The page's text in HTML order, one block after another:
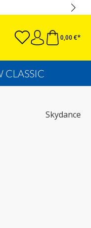
0,00 €*
CLASSIC
Skydance